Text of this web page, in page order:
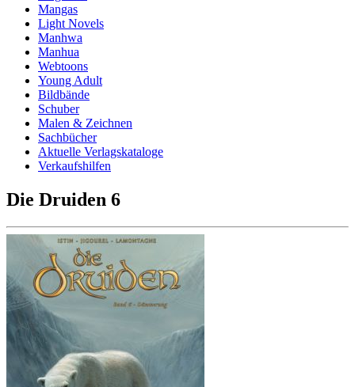
Mangas
Light Novels
Manhwa
Manhua
Webtoons
Young Adult
Bildbände
Schuber
Malen & Zeichnen
Sachbücher
Aktuelle Verlagskataloge
Verkaufshilfen
Die Druiden 6